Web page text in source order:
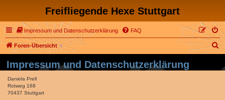
Freifliegende Hexe Stuttgart
Impressum und Datenschutzerklärung FAQ
Foren-Übersicht
S
c
Impressum und Datenschutzerklärung
Daniela Prell
Rotweg 168
70437 Stuttgart